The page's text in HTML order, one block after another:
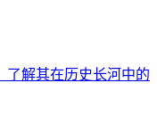
了解其在历史长河中的